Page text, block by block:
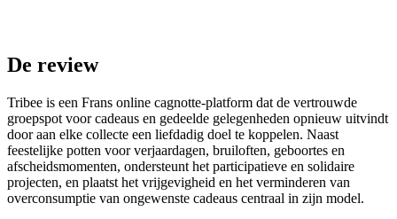
De review
Tribee is een Frans online cagnotte-platform dat de vertrouwde
groepspot voor cadeaus en gedeelde gelegenheden opnieuw uitvindt
door aan elke collecte een liefdadig doel te koppelen. Naast
feestelijke potten voor verjaardagen, bruiloften, geboortes en
afscheidsmomenten, ondersteunt het participatieve en solidaire
projecten, en plaatst het vrijgevigheid en het verminderen van
overconsumptie van ongewenste cadeaus centraal in zijn model.